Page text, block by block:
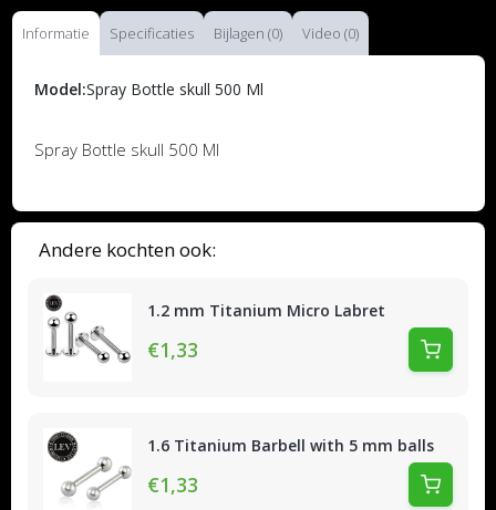
Andere kochten ook:
1.2 mm Titanium Micro Labret
€1,33
1.6 Titanium Barbell with 5 mm balls
€1,33
Informatie Specificaties Bijlagen (0) Video (0)
Model:Spray Bottle skull 500 Ml
Spray Bottle skull 500 Ml